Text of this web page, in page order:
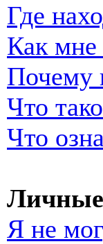
Где
Как мне
Почему
Что
Что
Я не